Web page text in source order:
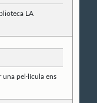
LA
pel·lícula ens